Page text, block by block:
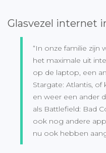
Glasvezel internet
“In onze familie zijn
het maximale uit
op de laptop, een
Stargate: Atlantis,
en weer een ander
als Battlefield: Bad
ook nog andere
nu ook hebben